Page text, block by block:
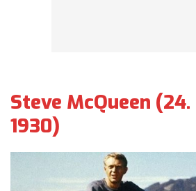
Steve McQueen
1930)